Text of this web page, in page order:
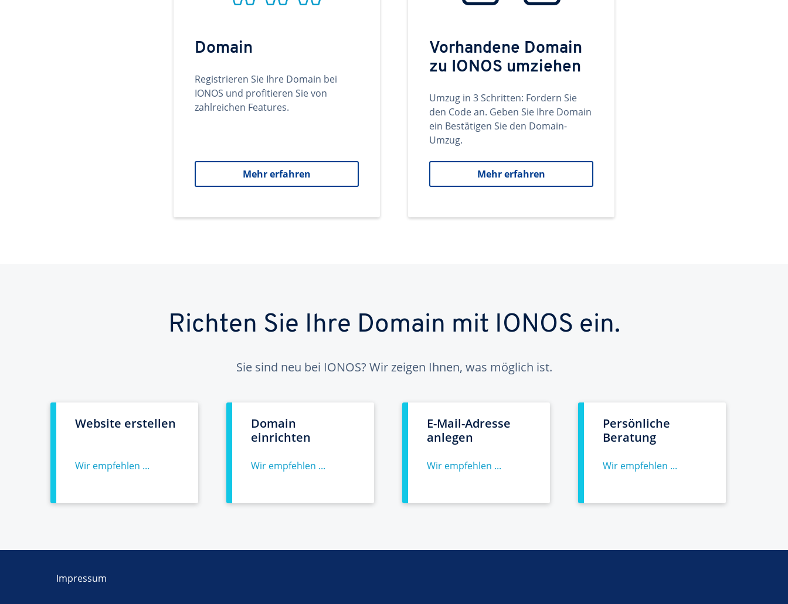
Domain
Registrieren Sie Ihre Domain bei
IONOS und profitieren Sie von
zahlreichen Features.
Mehr erfahren
Vorhandene Domain
zu IONOS umziehen
Umzug in 3 Schritten: Fordern Sie
den Code an. Geben Sie Ihre Domain
ein Bestätigen Sie den Domain-
Umzug.
Mehr erfahren
Richten Sie Ihre Domain mit IONOS ein.
Sie sind neu bei IONOS? Wir zeigen Ihnen, was möglich ist.
Website erstellen
Wir empfehlen ...
Domain
einrichten
Wir empfehlen ...
E-Mail-Adresse
anlegen
Wir empfehlen ...
Persönliche
Beratung
Wir empfehlen ...
Impressum